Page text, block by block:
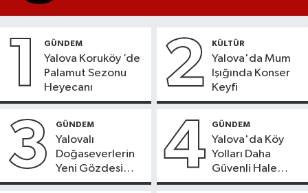
1 GÜNDEM
Yalova Koruköy ’de
Palamut Sezonu
Heyecanı
2 KÜLTÜR
Yalova'da Mum
Işığında Konser
Keyfi
3 GÜNDEM
Yalovalı
Doğaseverlerin
Yeni Gözdesi
Bolu'daki Meyve
4 GÜNDEM
Yalova'da Köy
Yolları Daha
Güvenli Hale
Geliyor